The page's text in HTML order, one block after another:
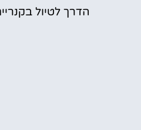
הדרך לטיול